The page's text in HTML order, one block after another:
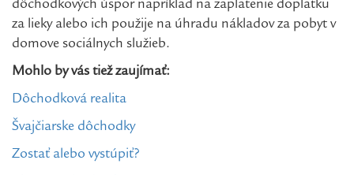
dôchodkových úspor napríklad na zaplatenie doplatku
za lieky alebo ich použije na úhradu nákladov za pobyt v
domove sociálnych služieb.
Mohlo by vás tiež zaujímať:
Dôchodková realita
Švajčiarske dôchodky
Zostať alebo vystúpiť?